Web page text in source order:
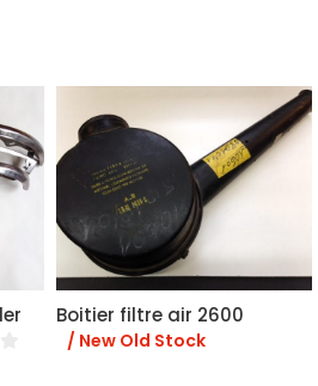
Boitier filtre air 2600
/ New Old Stock